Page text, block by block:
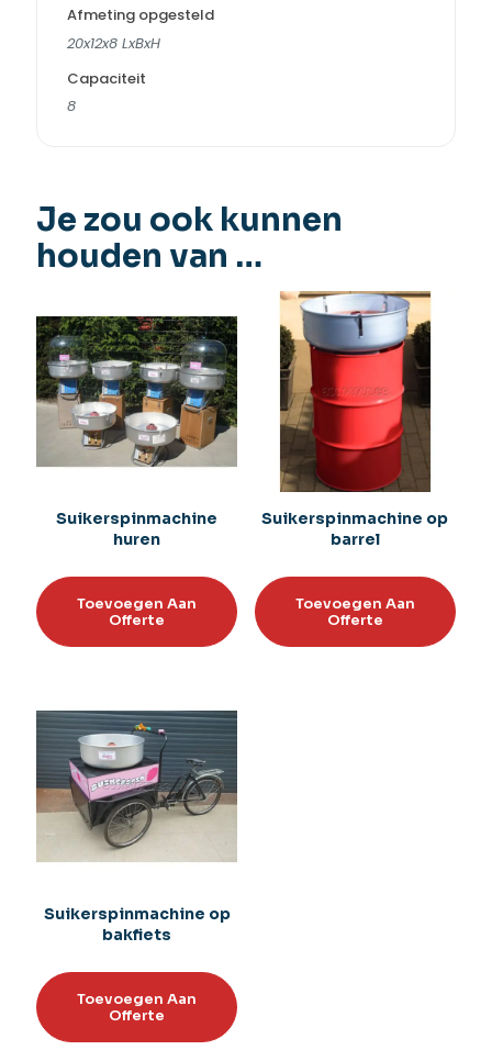
Afmeting opgesteld
20x12x8 LxBxH
Capaciteit
8
Je zou ook kunnen
houden van …
Suikerspinmachine
huren
Toevoegen Aan
Offerte
Suikerspinmachine op
barrel
Toevoegen Aan
Offerte
Suikerspinmachine op
bakfiets
Toevoegen Aan
Offerte